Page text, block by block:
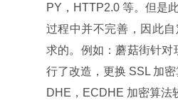
PY，HTTP2.0 等。但是
过程中并不完善，因此
求的。例如：蘑菇街针
行了改造，更换 SSL 加
DHE，ECDHE 加密算法